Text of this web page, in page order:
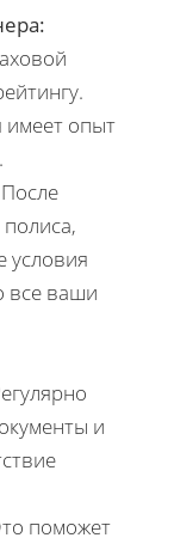
имеет опыт
После
условия
все ваши
и
поможет